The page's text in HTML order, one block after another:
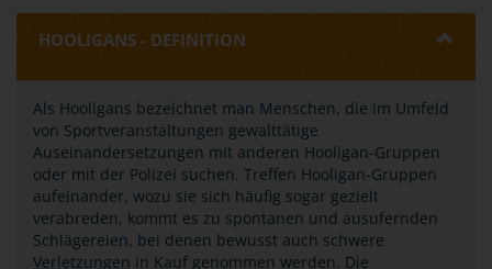
HOOLIGANS - DEFINITION
Als Hooligans bezeichnet man Menschen, die im Umfeld
von Sportveranstaltungen gewalttätige
Auseinandersetzungen mit anderen Hooligan-Gruppen
oder mit der Polizei suchen. Treffen Hooligan-Gruppen
aufeinander, wozu sie sich häufig sogar gezielt
verabreden, kommt es zu spontanen und ausufernden
Schlägereien, bei denen bewusst auch schwere
Verletzungen in Kauf genommen werden. Die